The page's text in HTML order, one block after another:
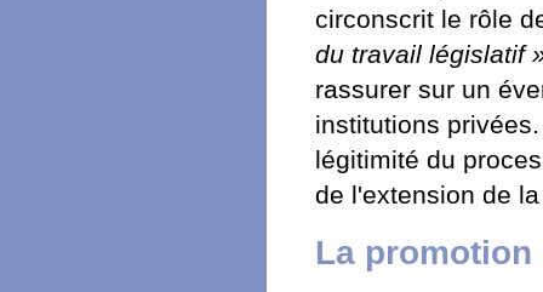
circonscrit le rôle
du travail législatif
rassurer sur un
institutions
légitimité du
de l'extension de
La